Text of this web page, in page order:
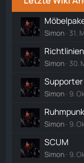
Simon 31.
Simon 30.
Supporter
Simon 9.
Simon 9.
SCUM
Simon 9.